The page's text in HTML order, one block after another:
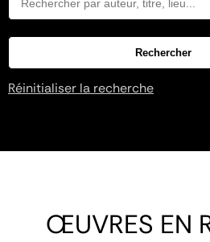
Réinitialiser la recherche
ŒUVRES EN